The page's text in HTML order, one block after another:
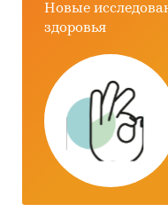
Новые
здоровья